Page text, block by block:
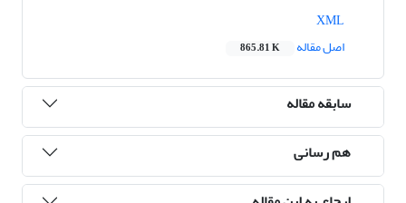
اصل مقاله
865.81 K
سابقه مقاله
هم رسانی